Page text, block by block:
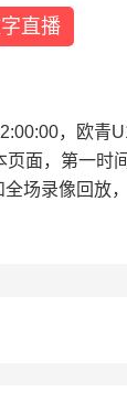
直播
，欧青
面，第一时
场录像回放